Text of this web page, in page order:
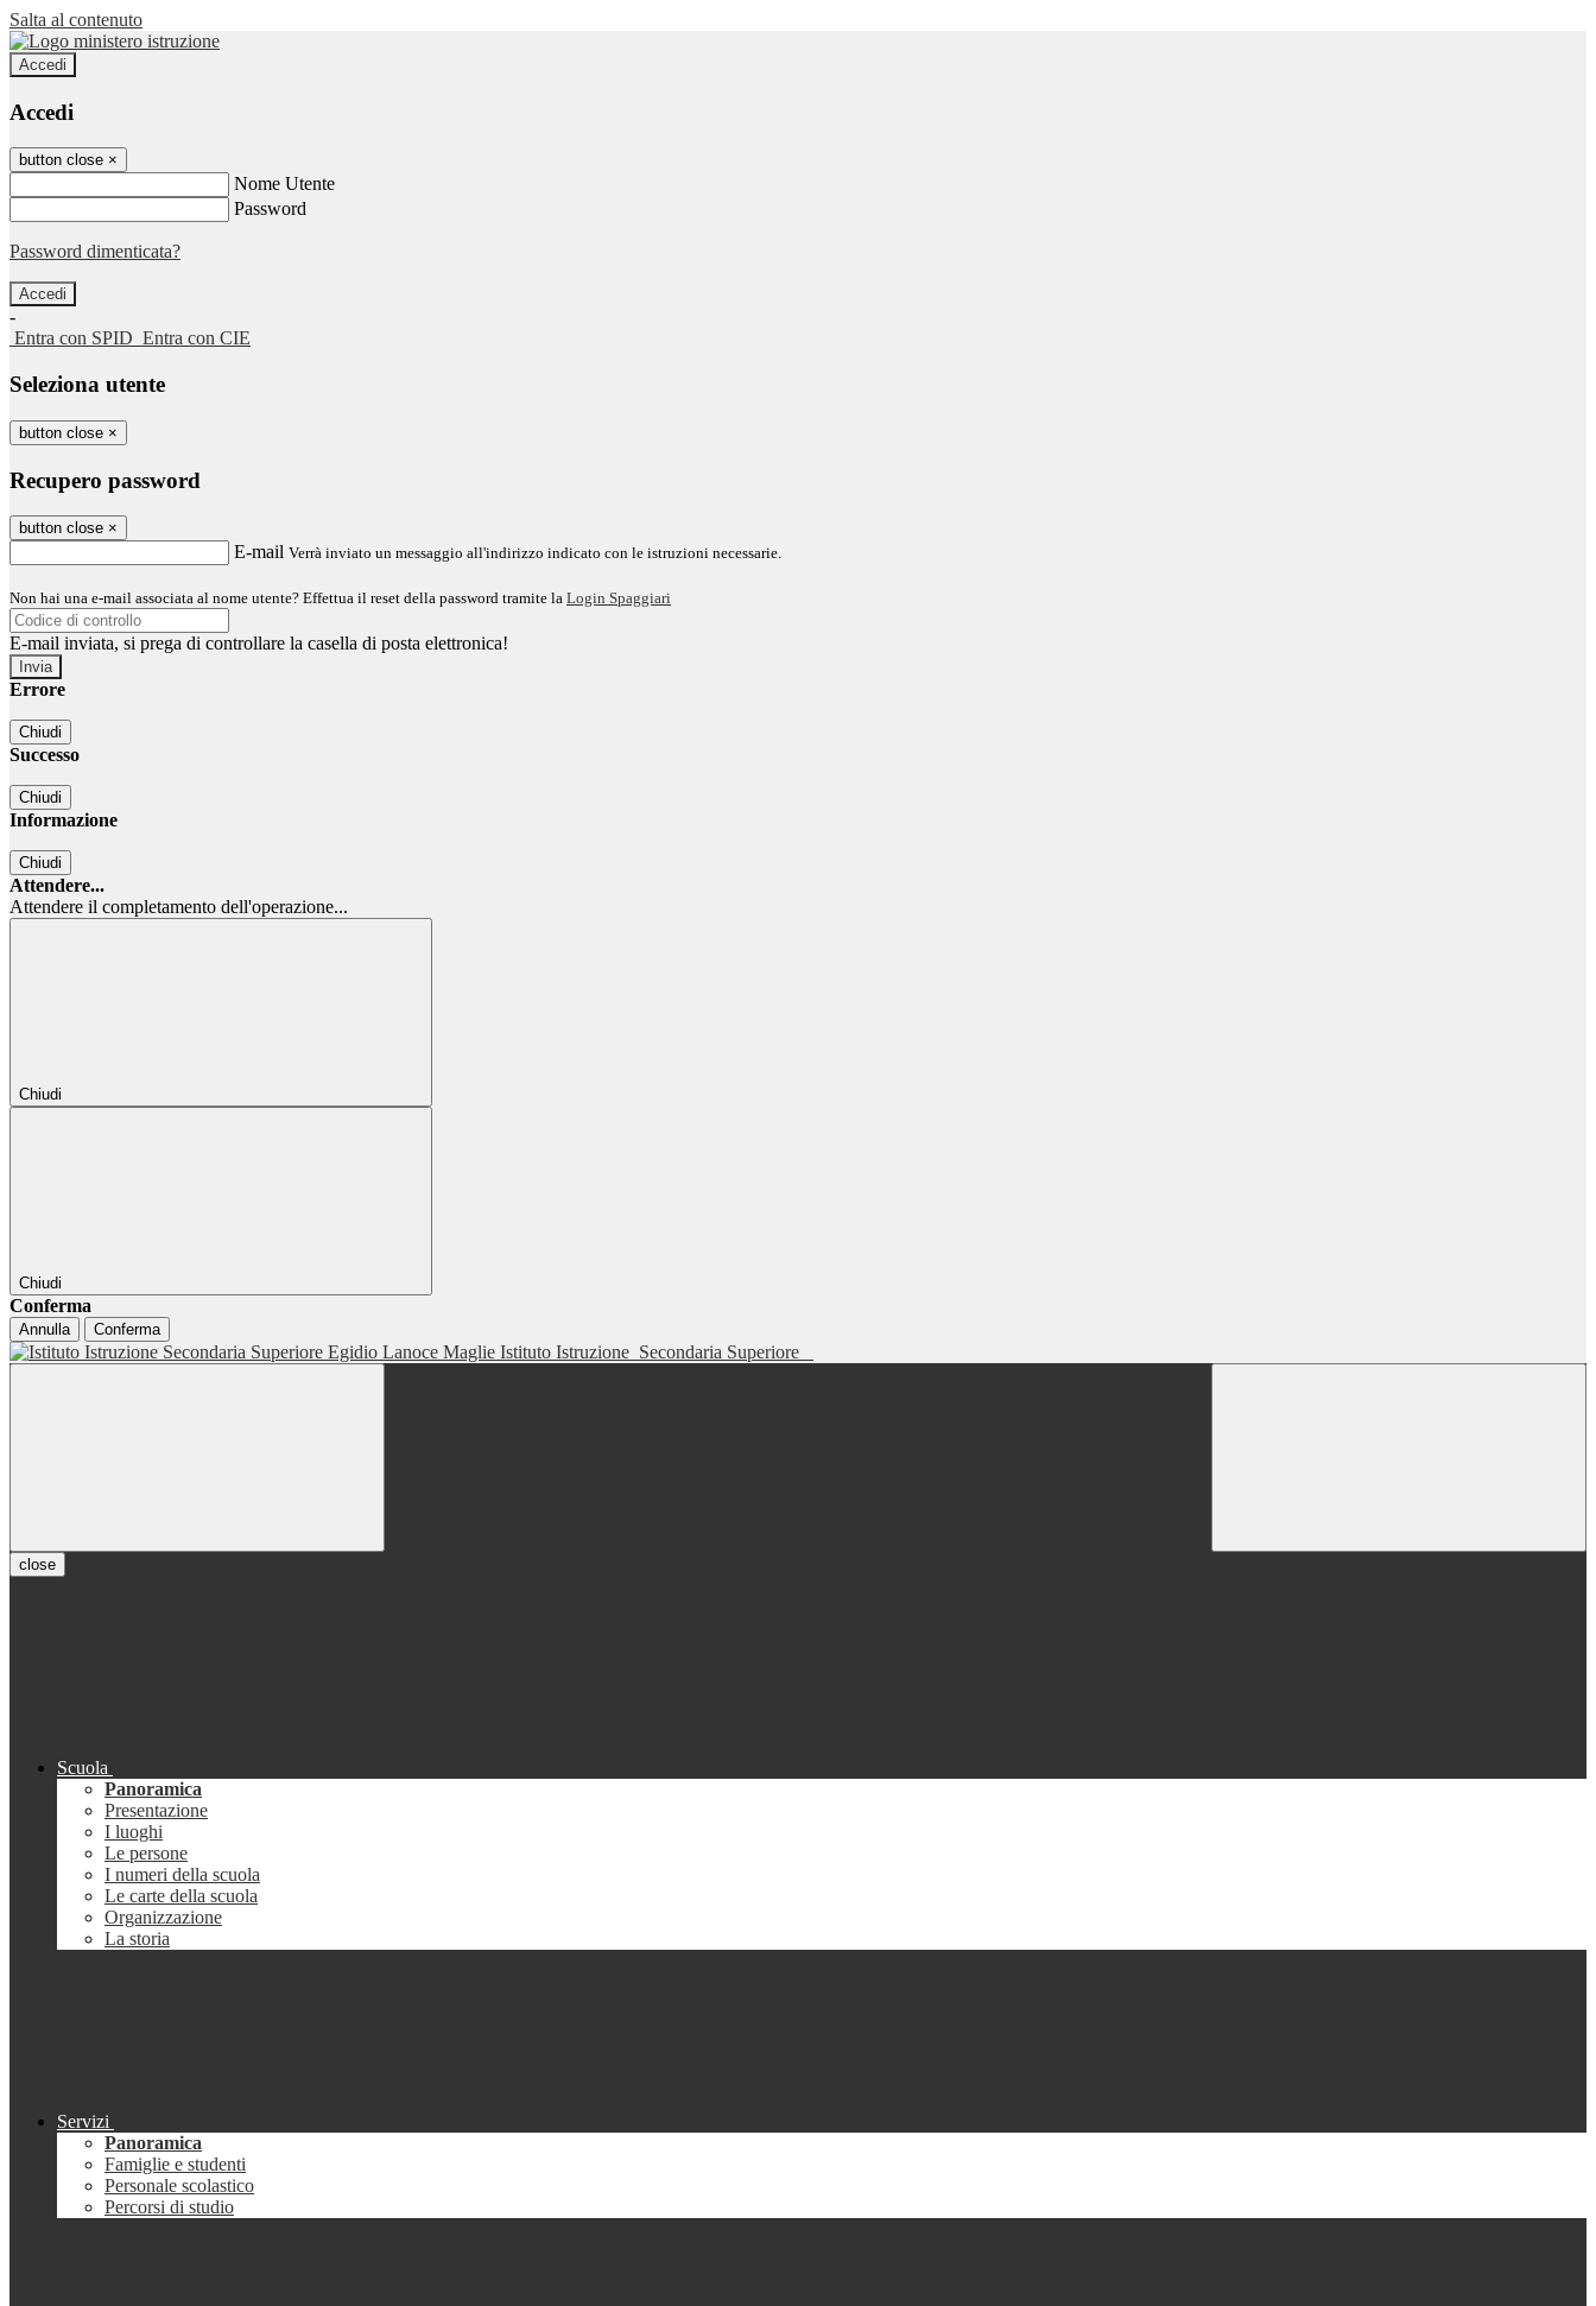
Salta al contenuto
Accedi
Accedi
button close ×
Nome Utente
Password
Password dimenticata?
-
Entra con SPID Entra con CIE
Seleziona utente
button close ×
Recupero password
button close ×
E-mail Verrà inviato un messaggio all'indirizzo indicato con le istruzioni necessarie.
Non hai una e-mail associata al nome utente? Effettua il reset della password tramite la Login Spaggiari
E-mail inviata, si prega di controllare la casella di posta elettronica!
Errore
Chiudi
Successo
Chiudi
Informazione
Chiudi
Attendere...
Attendere il completamento dell'operazione...
Chiudi
Chiudi
Conferma
Annulla Conferma
Istituto Istruzione Secondaria Superiore
close
Scuola
Panoramica
Presentazione
I luoghi
Le persone
I numeri della scuola
Le carte della scuola
Organizzazione
La storia
Servizi
Panoramica
Famiglie e studenti
Personale scolastico
Percorsi di studio